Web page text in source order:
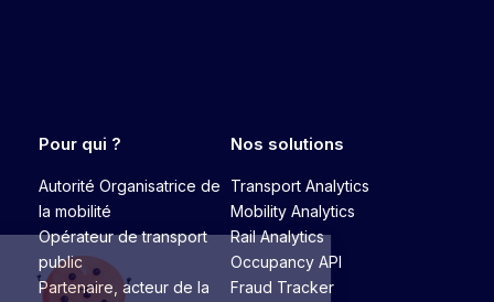
Pour qui ?
Autorité Organisatrice de
la mobilité
Opérateur de transport
public
Partenaire, acteur de la
Nos solutions
Transport Analytics
Mobility Analytics
Rail Analytics
Occupancy API
Fraud Tracker